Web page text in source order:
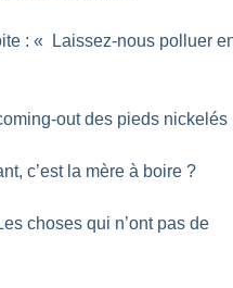
: «
Laissez-nous polluer
out des pieds nickelés
c’est la mère à boire ?
choses qui n’ont pas de